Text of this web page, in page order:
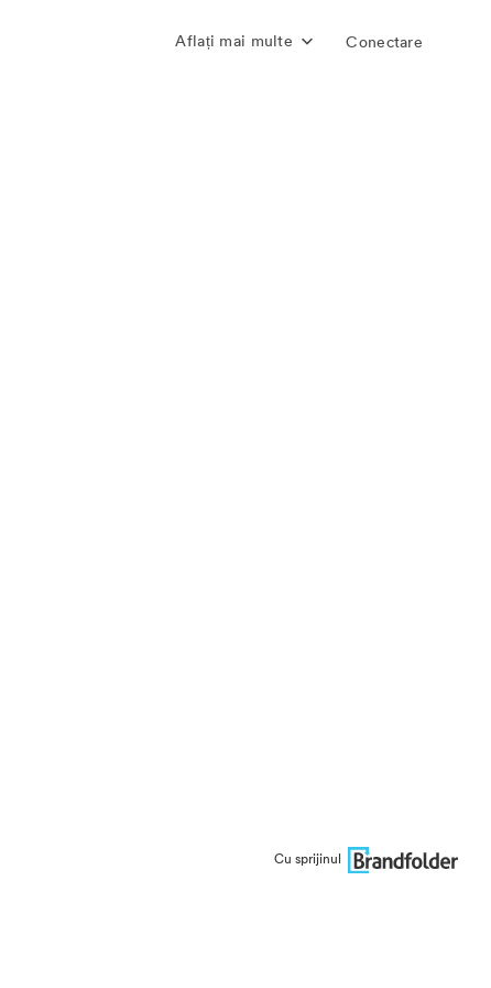
Aflați mai multe Conectare
Cu sprijinul